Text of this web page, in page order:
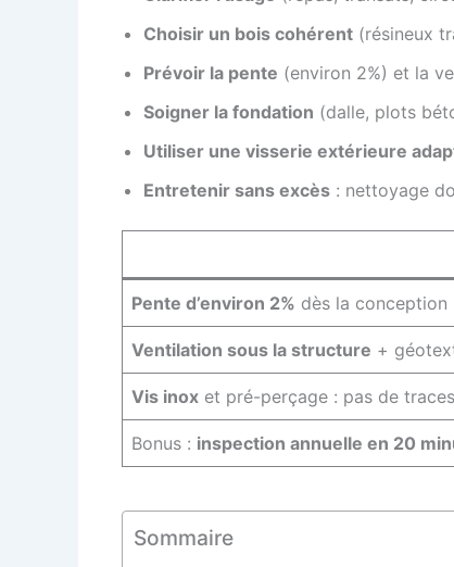
Choisir un bois cohérent (résineux
Prévoir la pente (environ 2%) et la
Soigner la fondation (dalle, plots
Utiliser une visserie extérieure
Entretenir sans excès : nettoyage
Pente d’environ 2% dès la conception
Ventilation sous la structure +
Vis inox et pré-perçage : pas de
Bonus : inspection annuelle en 20
Sommaire